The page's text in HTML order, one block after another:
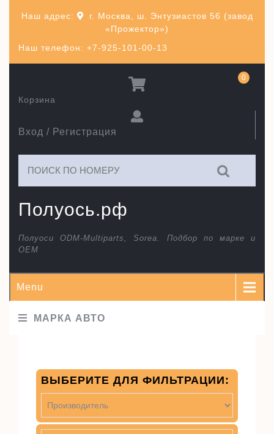
Наш телефон: +7-925-101-00-13
Наш адрес:
г. Москва, ш. Энтузиастов 56 (завод
«Прожектор»)
Полуось.рф
Полуоси ODM-Multiparts, Sorea. Подбор по марке и
ОЕМ
Вход / Регистрация
Корзина
0
Menu
МАРКА АВТО
ВЫБЕРИТЕ ДЛЯ ФИЛЬТРАЦИИ: